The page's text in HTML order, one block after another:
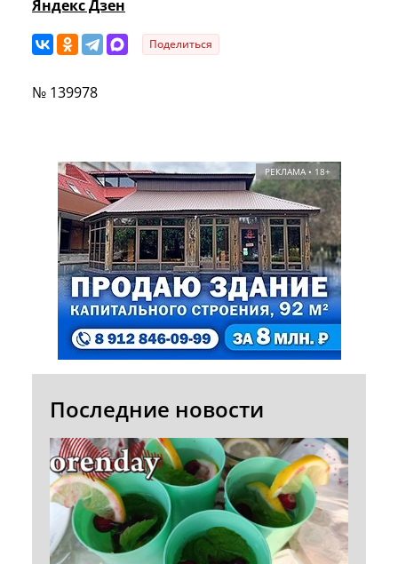
Яндекс Дзен
Поделиться
№ 139978
РЕКЛАМА • 18+
Последние новости